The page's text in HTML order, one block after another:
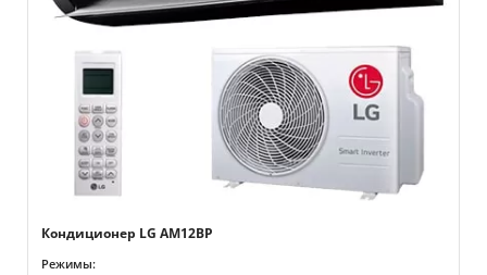
Кондиционер LG AM12BP
Режимы: